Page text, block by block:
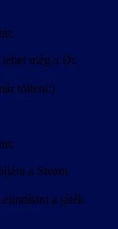
még a Dc
tölteni:)
a Steam
a játék